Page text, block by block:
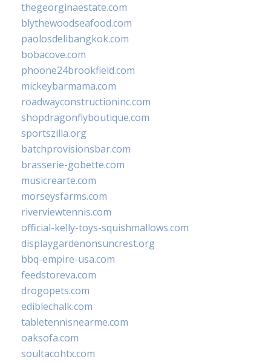
thegeorginaestate.com
blythewoodseafood.com
paolosdelibangkok.com
bobacove.com
phoone24brookfield.com
mickeybarmama.com
roadwayconstructioninc.com
shopdragonflyboutique.com
sportszilla.org
batchprovisionsbar.com
brasserie-gobette.com
musicrearte.com
morseysfarms.com
riverviewtennis.com
official-kelly-toys-squishmallows.com
displaygardenonsuncrest.org
bbq-empire-usa.com
feedstoreva.com
drogopets.com
ediblechalk.com
tabletennisnearme.com
oaksofa.com
soultacohtx.com